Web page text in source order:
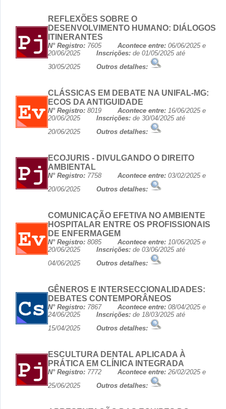
REFLEXÕES SOBRE O
DESENVOLVIMENTO HUMANO: DIÁLOGOS
ITINERANTES
N° Registro: 7605 Acontece entre: 06/06/2025 e
20/06/2025 Inscrições: de 01/05/2025 até
30/05/2025 Outros detalhes:
CLÁSSICAS EM DEBATE NA UNIFAL-MG:
ECOS DA ANTIGUIDADE
N° Registro: 8019 Acontece entre: 16/06/2025 e
20/06/2025 Inscrições: de 30/04/2025 até
20/06/2025 Outros detalhes:
ECOJURIS - DIVULGANDO O DIREITO
AMBIENTAL
N° Registro: 7758 Acontece entre: 03/02/2025 e
20/06/2025 Outros detalhes:
COMUNICAÇÃO EFETIVA NO AMBIENTE
HOSPITALAR ENTRE OS PROFISSIONAIS
DE ENFERMAGEM
N° Registro: 8085 Acontece entre: 10/06/2025 e
20/06/2025 Inscrições: de 03/06/2025 até
04/06/2025 Outros detalhes:
GÊNEROS E INTERSECCIONALIDADES:
DEBATES CONTEMPORÂNEOS
N° Registro: 7867 Acontece entre: 08/04/2025 e
24/06/2025 Inscrições: de 18/03/2025 até
15/04/2025 Outros detalhes:
ESCULTURA DENTAL APLICADA À
PRÁTICA EM CLÍNICA INTEGRADA
N° Registro: 7772 Acontece entre: 26/02/2025 e
25/06/2025 Outros detalhes: